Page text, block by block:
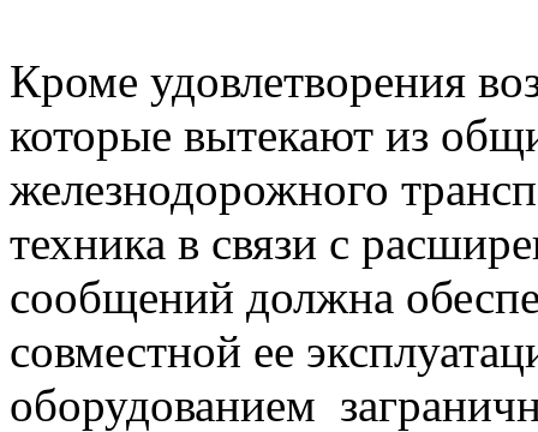
Кроме удовлетворения
которые вытекают из
железнодорожного
техника в связи с
сообщений должна
совместной ее
оборудованием